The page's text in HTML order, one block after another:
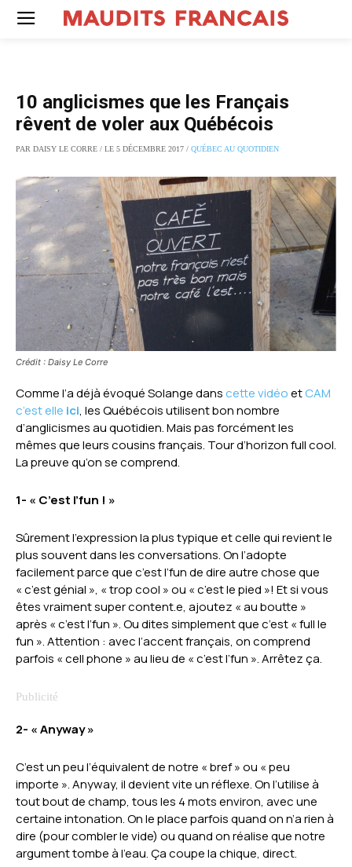
10 anglicismes que les Français
rêvent de voler aux Québécois
PAR DAISY LE CORRE / LE 5 DÉCEMBRE 2017 / QUÉBEC AU QUOTIDIEN
Crédit : Daisy Le Corre
Comme l’a déjà évoqué Solange dans cette vidéoetCAM
c’est elle ici, les Québécois utilisent bon nombre
d’anglicismes au quotidien. Mais pas forcément les
mêmes que leurs cousins français. Tour d’horizon full cool.
La preuve qu’on se comprend.
1- « C’est l’fun ! »
Sûrement l’expression la plus typique et celle qui revient le
plus souvent dans les conversations. On l’adopte
facilement parce que c’est l’fun de dire autre chose que
« c’est génial », « trop cool » ou « c’est le pied »! Et si vous
êtes vraiment super content.e, ajoutez « au boutte »
après « c’est l’fun ». Ou dites simplement que c’est « full le
fun ». Attention : avec l’accent français, on comprend
parfois « cell phone » au lieu de « c’est l’fun ». Arrêtez ça.
2- « Anyway »
C’est un peu l’équivalent de notre « bref » ou « peu
importe ». Anyway, il devient vite un réflexe. On l’utilise à
tout bout de champ, tous les 4 mots environ, avec une
certaine intonation. On le place parfois quand on n’a rien à
dire (pour combler le vide) ou quand on réalise que notre
argument tombe à l’eau. Ça coupe la chique, direct.